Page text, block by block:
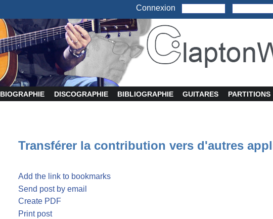
Connexion
BIOGRAPHIE DISCOGRAPHIE BIBLIOGRAPHIE GUITARES PARTITIONS
Transférer la contribution vers d'autres
Add the link to bookmarks
Send post by email
Create PDF
Print post